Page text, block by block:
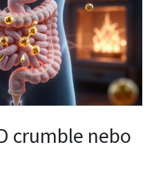
crumble nebo